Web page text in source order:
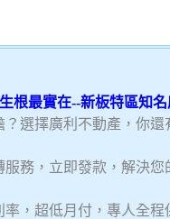
根最實在--新板特區知
？選擇廣利不動產，你還
服務，立即發款，解決您
，超低月付，專人全